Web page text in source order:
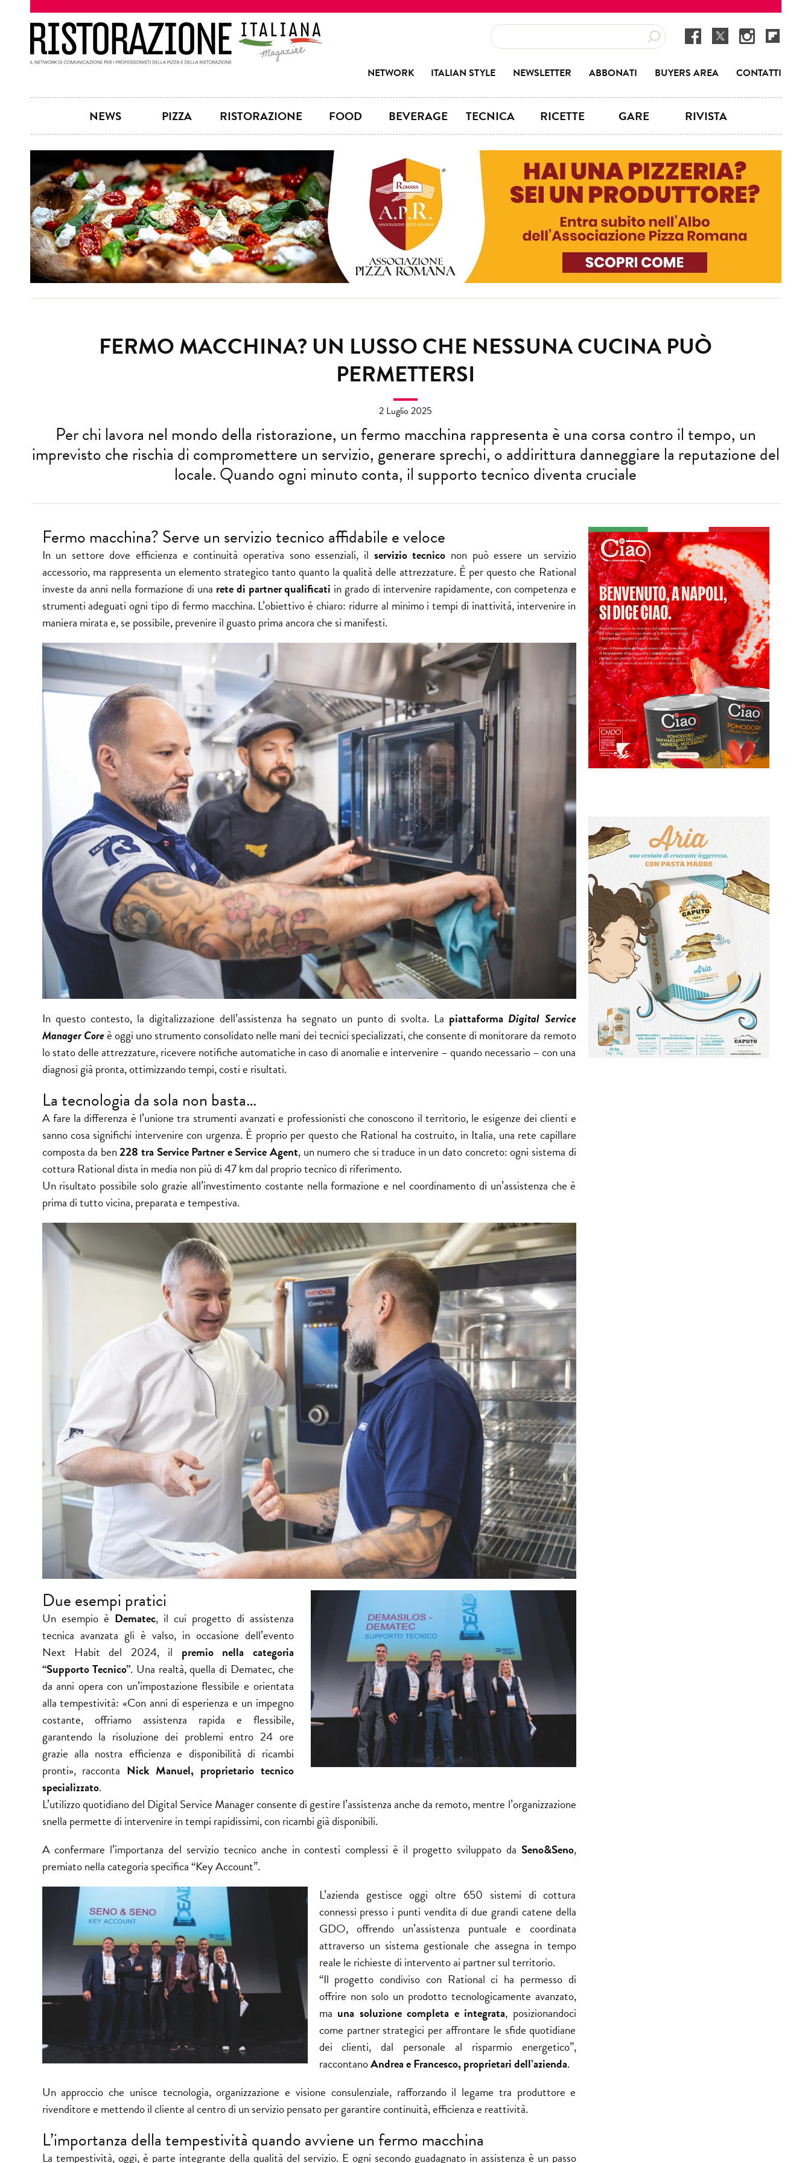
NETWORK ITALIAN STYLE NEWSLETTER ABBONATI BUYERS AREA CONTATTI
NEWS PIZZA RISTORAZIONE FOOD BEVERAGE TECNICA RICETTE GARE RIVISTA
FERMO MACCHINA? UN LUSSO CHE NESSUNA CUCINA PUÒ
PERMETTERSI
2 Luglio 2025
Per chi lavora nel mondo della ristorazione, un fermo macchina rappresenta è una corsa contro il tempo, un
imprevisto che rischia di compromettere un servizio, generare sprechi, o addirittura danneggiare la reputazione del
locale. Quando ogni minuto conta, il supporto tecnico diventa cruciale
Fermo macchina? Serve un servizio tecnico affidabile e veloce
In un settore dove efficienza e continuità operativa sono essenziali, il servizio tecnico non può essere un servizio
accessorio, ma rappresenta un elemento strategico tanto quanto la qualità delle attrezzature. È per questo che Rational
investe da anni nella formazione di una rete di partner qualificati in grado di intervenire rapidamente, con competenza e
strumenti adeguati ogni tipo di fermo macchina. L’obiettivo è chiaro: ridurre al minimo i tempi di inattività, intervenire in
maniera mirata e, se possibile, prevenire il guasto prima ancora che si manifesti.
In questo contesto, la digitalizzazione dell’assistenza ha segnato un punto di svolta. La piattaforma Digital Service
Manager Coreè oggi uno strumento consolidato nelle mani deitecnici specializzati, che consente di monitorare da remoto
lo stato delle attrezzature, ricevere notifiche automatiche in caso di anomalie e intervenire – quando necessario – con una
diagnosi già pronta, ottimizzando tempi, costi e risultati.
La tecnologia da sola non basta…
A fare la differenza è l’unione tra strumenti avanzati e professionisti che conoscono il territorio, le esigenze dei clienti e
sanno cosa significhi intervenire con urgenza. È proprio per questo che Rational ha costruito, in Italia, una rete capillare
composta da ben228 tra Service Partner e Service Agent, un numero che si traduce in un dato concreto: ogni sistema di
cottura Rational dista in media non più di 47 km dal proprio tecnico di riferimento.
Un risultato possibile solo grazie all’investimento costante nella formazione e nel coordinamento di un’assistenza che è
prima di tutto vicina, preparata e tempestiva.
Due esempi pratici
Un esempio è Dematec, il cui progetto di assistenza
tecnica avanzata gli è valso, in occasione dell’evento
Next Habit del 2024, il premio nella categoria
“Supporto Tecnico”. Una realtà, quella di Dematec, che
da anni opera con un’impostazione flessibile e orientata
alla tempestività: «Con anni di esperienza e un impegno
costante, offriamo assistenza rapida e flessibile,
garantendo la risoluzione dei problemi entro 24 ore
grazie alla nostra efficienza e disponibilità di ricambi
pronti», racconta Nick Manuel, proprietario tecnico
specializzato.
L’utilizzo quotidiano del Digital Service Manager consente di gestire l’assistenza anche da remoto, mentre l’organizzazione
snella permette di intervenire in tempi rapidissimi, con ricambi già disponibili.
A confermare l’importanza del servizio tecnico anche in contesti complessi è il progetto sviluppato da Seno&Seno,
premiato nella categoria specifica “Key Account”.
L’azienda gestisce oggi oltre 650 sistemi di cottura
connessi presso i punti vendita di due grandi catene della
GDO, offrendo un’assistenza puntuale e coordinata
attraverso un sistema gestionale che assegna in tempo
reale le richieste di intervento ai partner sul territorio.
“Il progetto condiviso con Rational ci ha permesso di
offrire non solo un prodotto tecnologicamente avanzato,
ma una soluzione completa e integrata, posizionandoci
come partner strategici per affrontare le sfide quotidiane
dei clienti, dal personale al risparmio energetico”,
raccontanoAndrea e Francesco, proprietari dell’azienda.
Un approccio che unisce tecnologia, organizzazione e visione consulenziale, rafforzando il legame tra produttore e
rivenditore e mettendo il cliente al centro di un servizio pensato per garantire continuità, efficienza e reattività.
L’importanza della tempestività quando avviene un fermo macchina
La tempestività, oggi, è parte integrante della qualità del servizio. E ogni secondo guadagnato in assistenza è un passo